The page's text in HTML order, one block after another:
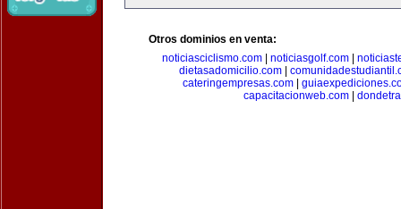
Otros dominios en venta:
noticiasciclismo.com
noticiasgolf.com
dietasadomicilio.com
cateringempresas.com|
capacitacionweb.com|